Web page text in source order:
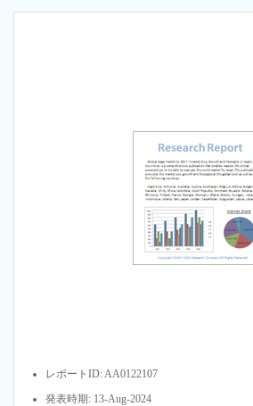
レポートID: AA0122107
発表時期: 13-Aug-2024